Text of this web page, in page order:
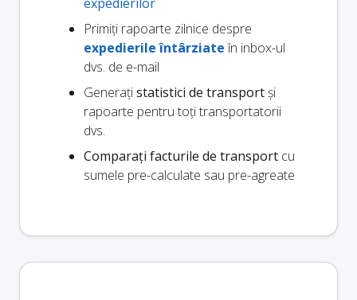
Primiți rapoarte zilnice despre
expedierile întârziateîn inbox-ul
dvs. de e-mail
Generațistatistici de transportși
rapoarte pentru toți transportatorii
dvs.
Comparați facturile de transport cu
sumele pre-calculate sau pre-agreate